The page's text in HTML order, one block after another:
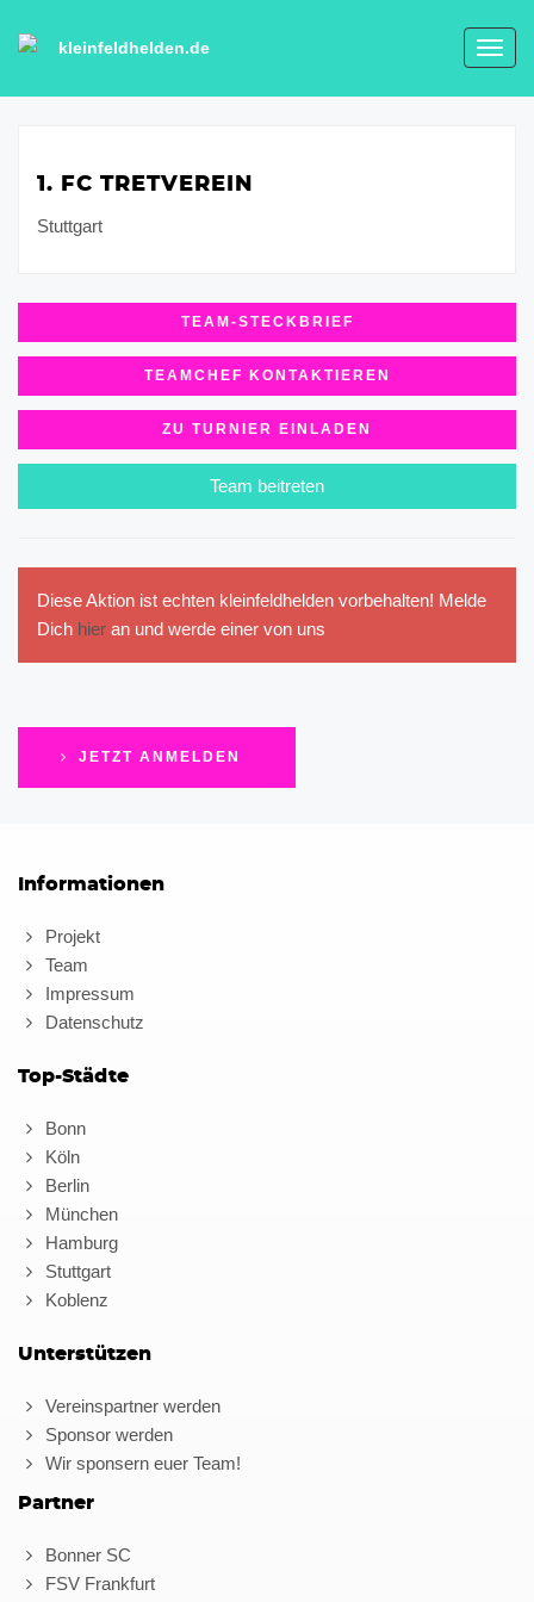
kleinfeldhelden.de
1. FC TRETVEREIN
Stuttgart
TEAM-STECKBRIEF
TEAMCHEF KONTAKTIEREN
ZU TURNIER EINLADEN
Team beitreten
Diese Aktion ist echten kleinfeldhelden vorbehalten! Melde
Dich hier an und werde einer von uns
JETZT ANMELDEN
Informationen
Projekt
Team
Impressum
Datenschutz
Top-Städte
Bonn
Köln
Berlin
München
Hamburg
Stuttgart
Koblenz
Unterstützen
Vereinspartner werden
Sponsor werden
Wir sponsern euer Team!
Partner
Bonner SC
FSV Frankfurt